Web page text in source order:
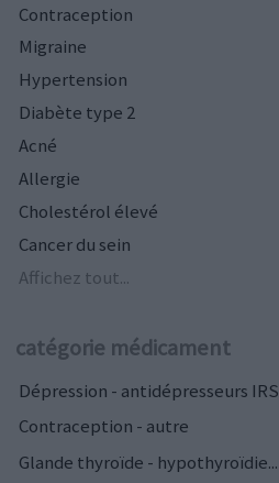
Contraception
Migraine
Hypertension
Diabète type 2
Acné
Allergie
Cholestérol élevé
Cancer du sein
Affichez tout...
catégorie médicament
Dépression - antidépresseurs IRS
Contraception - autre
Glande thyroïde - hypothyroïdie...